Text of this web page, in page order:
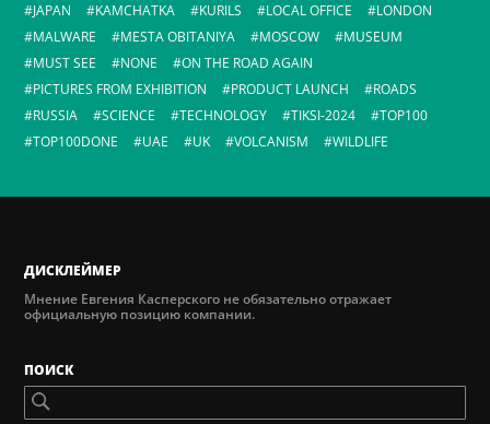
JAPAN
KAMCHATKA KURILS LOCAL OFFICE
LONDON
MALWARE
MESTA OBITANIYA MOSCOW
MUSEUM
MUST SEE
NONE
ON THE ROAD AGAIN
PICTURES FROM EXHIBITION
PRODUCT LAUNCH
ROADS
RUSSIA
SCIENCE TECHNOLOGY TIKSI-2024
TOP100
TOP100DONE
UAE UK VOLCANISM WILDLIFE
ДИСКЛЕЙМЕР
Мнение Евгения Касперского не обязательно отражает
официальную позицию компании.
ПОИСК